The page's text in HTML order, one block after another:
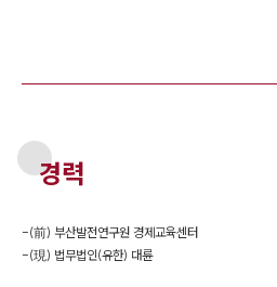
경력
-(前) 부산발전연구원 경제교육센터
-(現) 법무법인(유한) 대륜